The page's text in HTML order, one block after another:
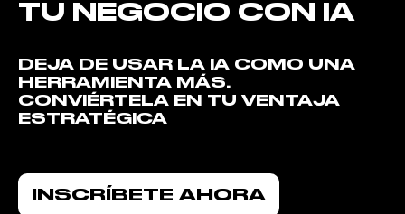
TU NEGOCIO CON IA
DEJA DE USAR LA IA COMO UNA
HERRAMIENTA MÁS.
CONVIÉRTELA EN TU VENTAJA
ESTRATÉGICA
INSCRÍBETE AHORA